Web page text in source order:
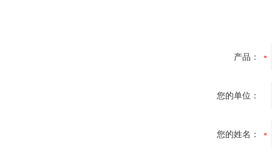
产品：
您的单位：
您的姓名：